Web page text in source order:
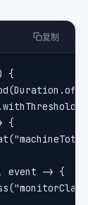
复制
{
{
event -> {